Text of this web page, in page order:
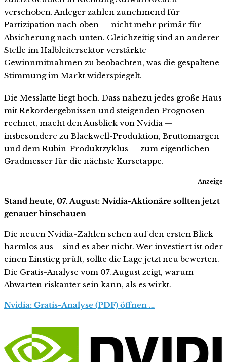
verschoben. Anleger zahlen zunehmend für
Partizipation nach oben — nicht mehr primär für
Absicherung nach unten. Gleichzeitig sind an anderer
Stelle im Halbleitersektor verstärkte
Gewinnmitnahmen zu beobachten, was die gespaltene
Stimmung im Markt widerspiegelt.
Die Messlatte liegt hoch. Dass nahezu jedes große Haus
mit Rekordergebnissen und steigenden Prognosen
rechnet, macht den Ausblick von Nvidia —
insbesondere zu Blackwell-Produktion, Bruttomargen
und dem Rubin-Produktzyklus — zum eigentlichen
Gradmesser für die nächste Kursetappe.
Anzeige
Stand heute, 07. August: Nvidia-Aktionäre sollten jetzt
genauer hinschauen
Die neuen Nvidia-Zahlen sehen auf den ersten Blick
harmlos aus – sind es aber nicht. Wer investiert ist oder
einen Einstieg prüft, sollte die Lage jetzt neu bewerten.
Die Gratis-Analyse vom 07. August zeigt, warum
Abwarten riskanter sein kann, als es wirkt.
Nvidia: Gratis-Analyse (PDF) öffnen …